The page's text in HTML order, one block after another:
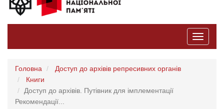
Toggle
Головна
Доступ до архівів репресивних органів
Книги
Доступ до архівів. Путівник для імплементації
Рекомендації...